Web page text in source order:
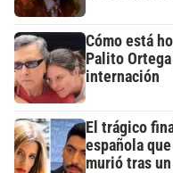
Cómo está
Palito
internación
El trágico
española
murió tras